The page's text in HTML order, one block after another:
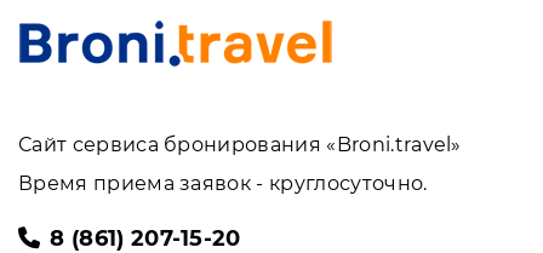
Сайт сервиса бронирования «Broni.travel»
Время приема заявок - круглосуточно.
8 (861) 207-15-20